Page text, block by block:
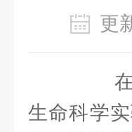
更
在分
生命科学实